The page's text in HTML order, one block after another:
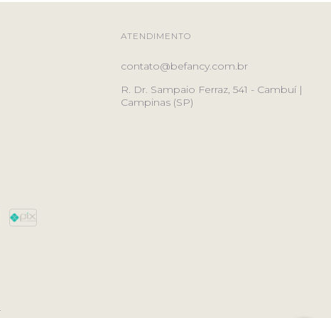
ATENDIMENTO
contato@befancy.com.br
R. Dr. Sampaio Ferraz, 541 - Cambuí |
Campinas (SP)